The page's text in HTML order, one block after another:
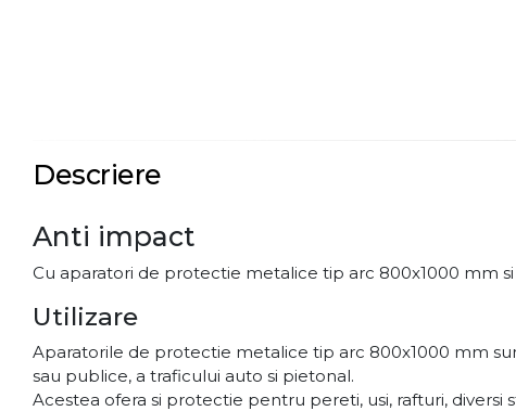
Descriere
Anti impact
Cu aparatori de protectie metalice tip arc 800x1000 mm
Utilizare
Aparatorile de protectie metalice tip arc 800x1000 mm
sau publice, a traficului auto si pietonal.
Acestea ofera si protectie pentru pereti, usi, rafturi,